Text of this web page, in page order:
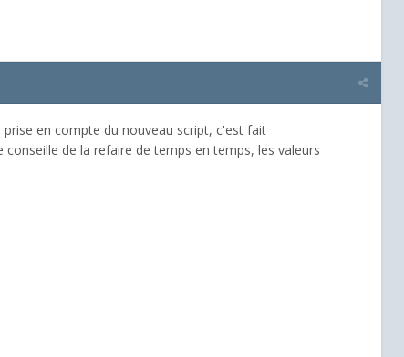
en compte du nouveau script, c'est fait
de la refaire de temps en temps, les valeurs